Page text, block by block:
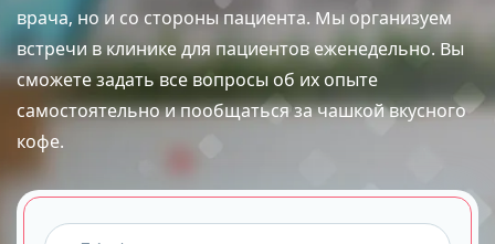
врача, но и со стороны пациента. Мы организуем
встречи в клинике для пациентов еженедельно. Вы
сможете задать все вопросы об их опыте
самостоятельно и пообщаться за чашкой вкусного
кофе.